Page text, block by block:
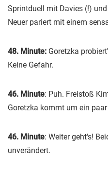
Sprintduell mit Davies (!)
Neuer pariert mit einem
48. Minute: Goretzka
Keine Gefahr.
46. Minute: Puh. Freistoß
Goretzka kommt um ein
46. Minute: Weiter geht's!
unverändert.